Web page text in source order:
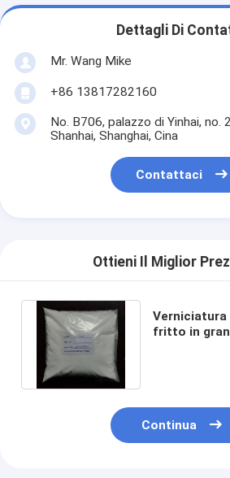
Dettagli Di
Mr. Wang Mike
+86 13817282160
No. B706, palazzo di Yinhai, no.
Shanhai, Shanghai, Cina
Contattaci
Ottieni Il Miglior
fritto in
Continua